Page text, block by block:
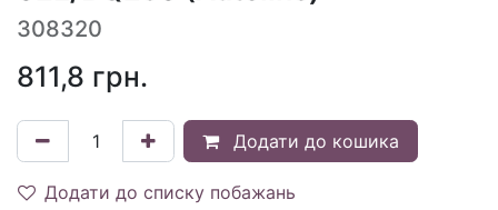
308320
811,8 грн.
Додати до кошика
Додати до списку побажань